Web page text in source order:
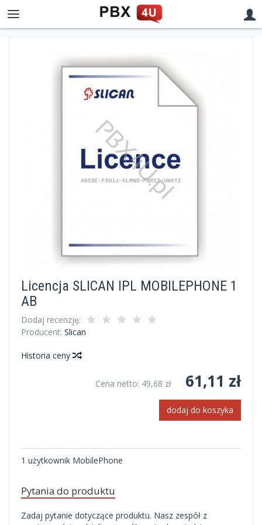
Licencja SLICAN IPL MOBILEPHONE 1
AB
Dodaj recenzję:
Producent: Slican
Historia ceny
Cena netto: 49,68 zł 61,11 zł
dodaj do koszyka
1 użytkownik MobilePhone
Pytania do produktu
Zadaj pytanie dotyczące produktu. Nasz zespół z